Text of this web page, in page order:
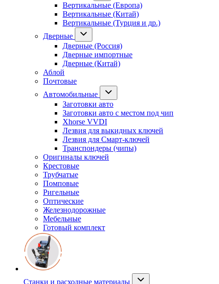
Вертикальные (Европа)
Вертикальные (Китай)
Вертикальные (Турция и др.)
Дверные
Дверные (Россия)
Дверные импортные
Дверные (Китай)
Аблой
Почтовые
Автомобильные
Заготовки авто
Заготовки авто с местом под чип
Xhorse VVDI
Лезвия для выкидных ключей
Лезвия для Смарт-ключей
Транспондеры (чипы)
Оригиналы ключей
Крестовые
Трубчатые
Помповые
Ригельные
Оптические
Железнодорожные
Мебельные
Готовый комплект
Станки и расходные материалы